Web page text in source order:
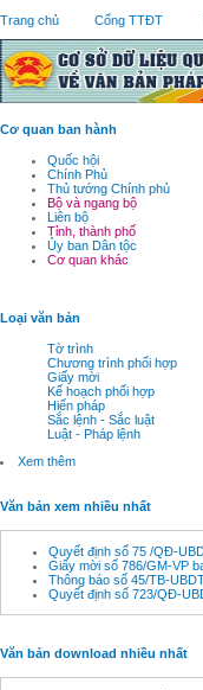
Trang chủ Cổng TTĐT
Cơ quan ban hành
Quốc hội
Chính Phủ
Thủ tướng Chính phủ
Bộ và ngang bộ
Liên bộ
Tỉnh, thành phố
Ủy ban Dân tộc
Cơ quan khác
Loại văn bản
Tờ trình
Chương trình phối hợp
Giấy mời
Kế hoạch phối hợp
Hiến pháp
Sắc lệnh - Sắc luật
Luật - Pháp lệnh
Xem thêm
Văn bản xem nhiều nhất
Quyết định số 75 /QĐ-
Giấy mời số 786/GM-VP
Thông báo số 45/TB-
Quyết định số 723/QĐ-
Văn bản download nhiều nhất